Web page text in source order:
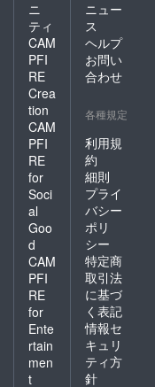
ニ
ティ
CAM
PFI
RE
Crea
tion
CAM
PFI
RE
for
Soci
al
Goo
d
CAM
PFI
RE
for
Ente
rtain
men
t
ニュー
ス
ヘルプ
お問い
合わせ
各種規定
利用規
約
細則
プライ
バシー
ポリ
シー
特定商
取引法
に基づ
く表記
情報セ
キュリ
ティ方
針